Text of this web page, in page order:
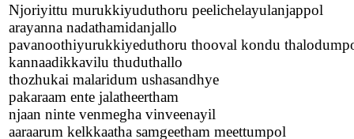
Njoriyittu murukkiyuduthoru peelichelayulanjappol
arayanna nadathamidanjallo
pavanoothiyurukkiyeduthoru thooval kondu
kannaadikkavilu thuduthallo
thozhukai malaridum ushasandhye
pakaraam ente jalatheertham
njaan ninte venmegha vinveenayil
aaraarum kelkkaatha samgeetham meettumpol